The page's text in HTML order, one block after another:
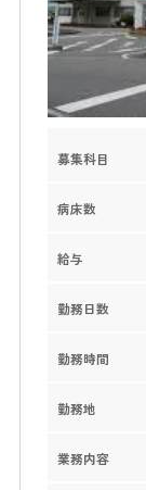
募集科目
病床数
給与
勤務日数
勤務時間
勤務地
業務内容